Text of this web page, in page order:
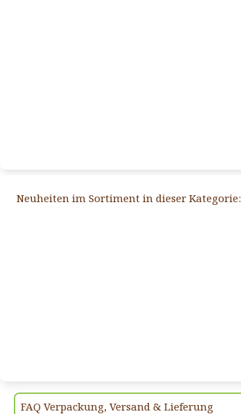
Neuheiten im Sortiment in dieser Kategorie:
FAQ Verpackung, Versand & Lieferung